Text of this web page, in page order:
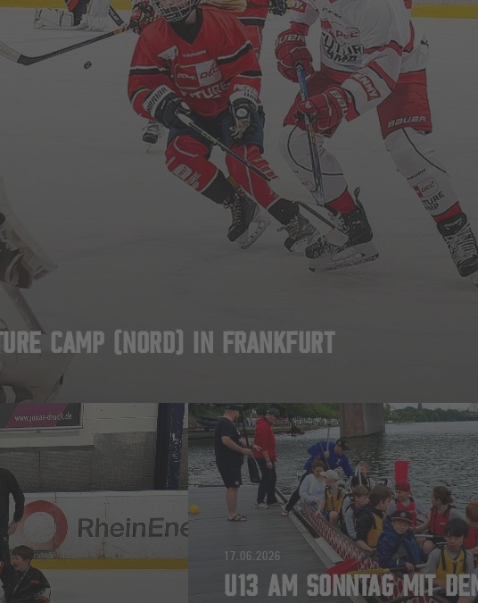
CAMP (NORD) IN FRANKFURT
17.06.2026
U13 AM SONNTAG MIT